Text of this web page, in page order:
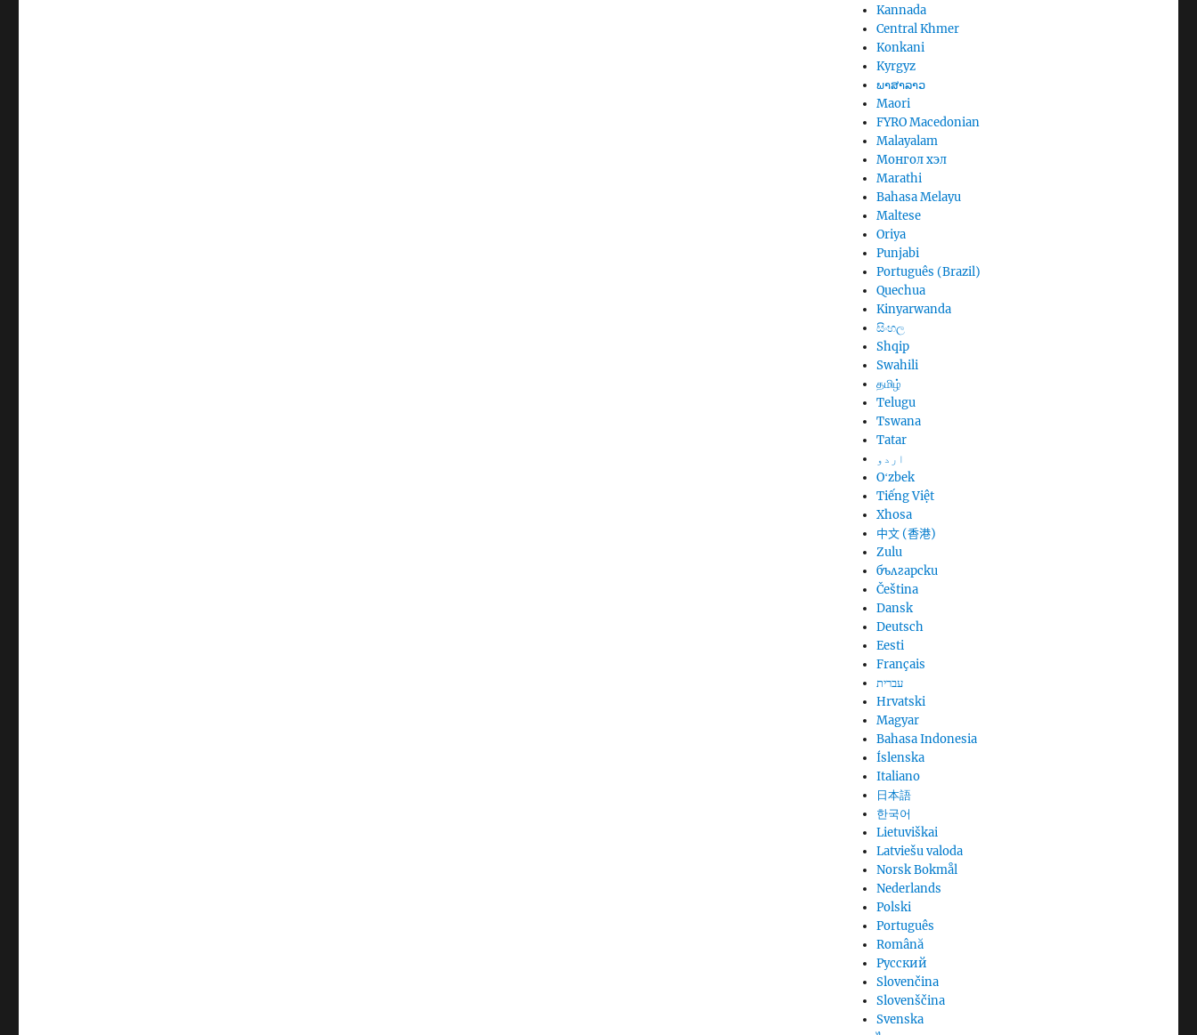
Kannada
Central Khmer
Konkani
Kyrgyz
ພາສາລາວ
Maori
FYRO Macedonian
Malayalam
Монгол хэл
Marathi
Bahasa Melayu
Maltese
Oriya
Punjabi
Português (Brazil)
Quechua
Kinyarwanda
සිංහල
Shqip
Swahili
தமிழ்
Telugu
Tswana
Tatar
اردو
Oʻzbek
Tiếng Việt
Xhosa
中文 (香港)
Zulu
български
Čeština
Dansk
Deutsch
Eesti
Français
עברית
Hrvatski
Magyar
Bahasa Indonesia
Íslenska
Italiano
日本語
한국어
Lietuviškai
Latviešu valoda
Norsk Bokmål
Nederlands
Polski
Português
Română
Русский
Slovenčina
Slovenščina
Svenska